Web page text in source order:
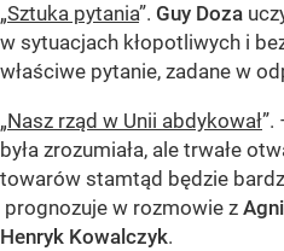
„Sztuka pytania”. Guy Doza
w sytuacjach kłopotliwych i
właściwe pytanie, zadane w
„Nasz rząd w Unii abdykował”.
była zrozumiała, ale trwałe
towarów stamtąd będzie
prognozuje w rozmowie z
Henryk Kowalczyk.